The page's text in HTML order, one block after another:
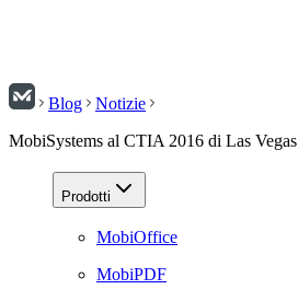
Blog
Notizie
MobiSystems al CTIA 2016 di Las Vegas
Prodotti
MobiOffice
MobiPDF